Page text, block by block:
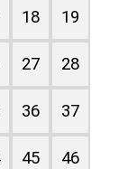
18 19
27 28
36 37
45 46